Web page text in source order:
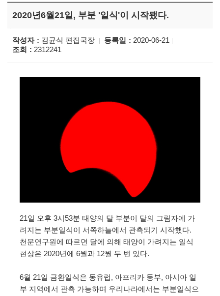
2020년6월21일, 부분 '일식'이 시작됐다.
작성자 김균식 편집국장 등록일
2020-06-21
조회
2312241
21일 오후 3시53분 태양의 달 부분이 달의 그림자에 가
려지는 부분일식이 서쪽하늘에서 관측되기 시작했다.
천문연구원에 따르면 달에 의해 태양이 가려지는 일식
현상은 2020년에 6월과 12월 두 번 있다.
6월 21일 금환일식은 동유럽, 아프리카 동부, 아시아 일
부 지역에서 관측 가능하며 우리나라에서는 부분일식으